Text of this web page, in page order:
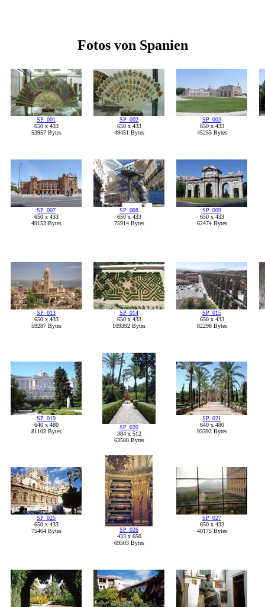
Fotos von Spanien
SP_001
650 x 433
53957 Bytes
SP_002
650 x 433
49451 Bytes
SP_003
650 x 433
45255 Bytes
SP_007
650 x 433
49153 Bytes
SP_008
650 x 433
75914 Bytes
SP_009
650 x 433
62474 Bytes
SP_013
650 x 433
59287 Bytes
SP_014
650 x 433
109392 Bytes
SP_015
650 x 433
82298 Bytes
SP_019
640 x 480
81103 Bytes
SP_020
384 x 512
63588 Bytes
SP_021
640 x 480
93392 Bytes
SP_025
650 x 433
75464 Bytes
SP_026
433 x 650
69503 Bytes
SP_027
650 x 433
40175 Bytes